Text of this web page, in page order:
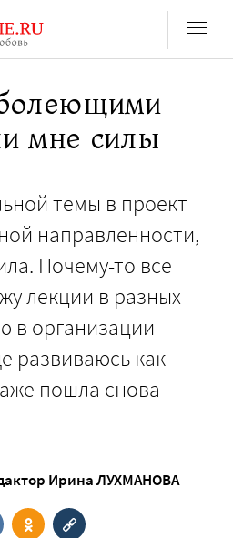
мне силы
темы в проект
направленности,
Почему-то все
лекции в разных
в организации
развиваюсь как
пошла снова
Ирина ЛУХМАНОВА